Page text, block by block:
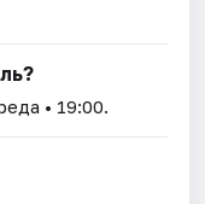
• 19:00.